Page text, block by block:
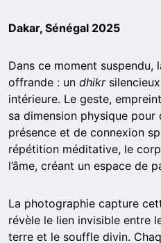
Dakar, Sénégal 2025
Dans ce moment suspendu,
offrande : un dhikr
intérieure. Le geste,
sa dimension physique pour
présence et de connexion
répétition méditative, le
l’âme, créant un espace de
La photographie capture
révèle le lien invisible entre
terre et le souffle divin.